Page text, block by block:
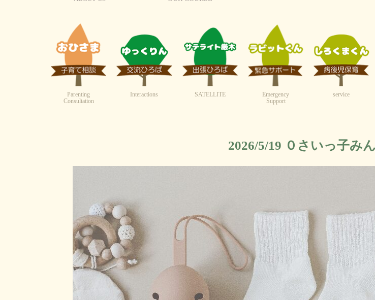
Parenting
Consultation
Interactions SATELLITE
Emergency
Support
service
2026/5/19 ０さいっ子み